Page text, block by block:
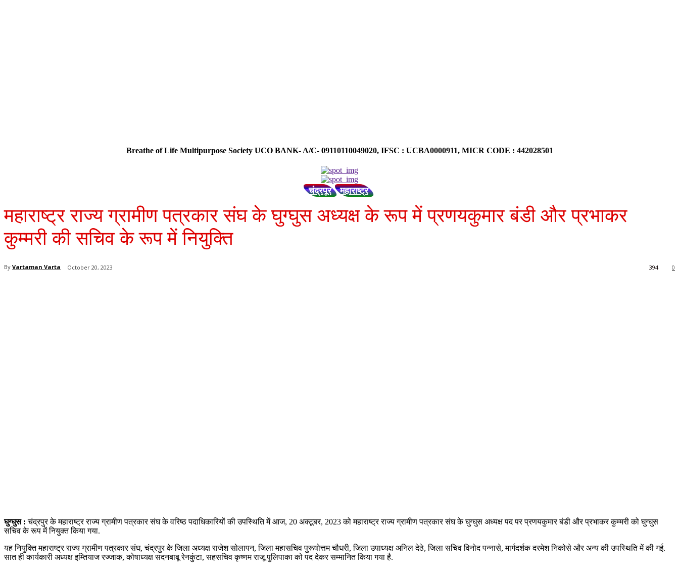
Breathe of Life Multipurpose Society UCO BANK- A/C- 09110110049020, IFSC : UCBA0000911, MICR CODE : 442028501
चंद्रपूर महाराष्ट्र
महाराष्ट्र राज्य ग्रामीण पत्रकार संघ के घुग्घुस अध्यक्ष के रूप में प्रणयकुमार बंडी और प्रभाकर
कुम्मरी की सचिव के रूप में नियुक्ति
By Vartaman Varta October 20, 2023 0
394
घुग्घुस :चंद्रपुर के महाराष्ट्र राज्य ग्रामीण पत्रकार संघ के वरिष्ठ पदाधिकारियों की उपस्थिति में आज, 20 अक्टूबर, 2023 को महाराष्ट्र राज्य ग्रामीण पत्रकार संघ के घुग्घुस अध्यक्ष पद पर प्रणयकुमार बंडी और प्रभाकर कुम्मरी को घुग्घुस
सचिव के रूप में नियुक्त किया गया.
यह नियुक्ति महाराष्ट्र राज्य ग्रामीण पत्रकार संघ, चंद्रपुर के जिला अध्यक्ष राजेश सोलापन, जिला महासचिव पुरूषोत्तम चौधरी, जिला उपाध्यक्ष अनिल देठे, जिला सचिव विनोद पन्नासे, मार्गदर्शक दरमेश निकोसे और अन्य की उपस्थिति में की गई.
सात ही कार्यकारी अध्यक्ष इम्तियाज रज्जाक, कोषाध्यक्ष सदनबाबू रेनकुंटा, सहसचिव कृष्णम राजू पुलिपाका को पद देकर सम्मानित किया गया है.